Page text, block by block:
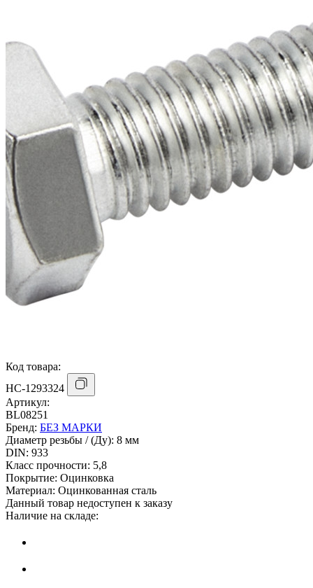
Код товара:
НС-1293324
Артикул:
BL08251
Бренд: БЕЗ МАРКИ
Диаметр резьбы / (Ду): 8 мм
DIN: 933
Класс прочности: 5,8
Покрытие: Оцинковка
Материал: Оцинкованная сталь
Данный товар недоступен к заказу
Наличие на складе: